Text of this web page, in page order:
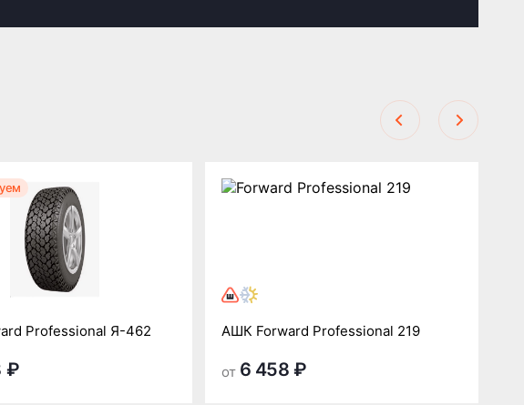
Professional Я-462
₽
АШК Forward Professional 219
от 6 458 ₽